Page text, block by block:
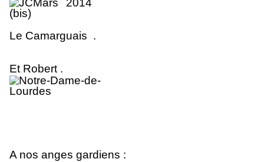
Le Camarguais .
Et Robert .
A nos anges gardiens :